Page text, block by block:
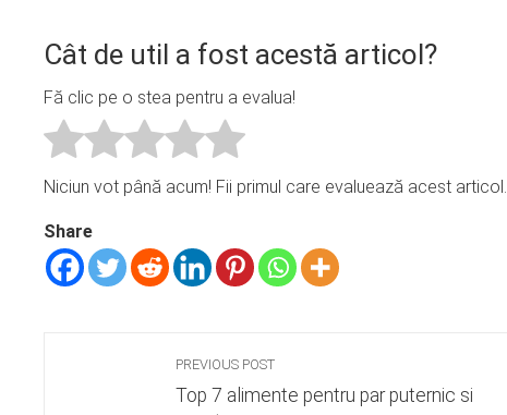
Cât de util a fost acestă articol?
Fă clic pe o stea pentru a evalua!
Niciun vot până acum! Fii primul care evaluează acest articol.
Share
PREVIOUS POST
Top 7 alimente pentru par puternic si